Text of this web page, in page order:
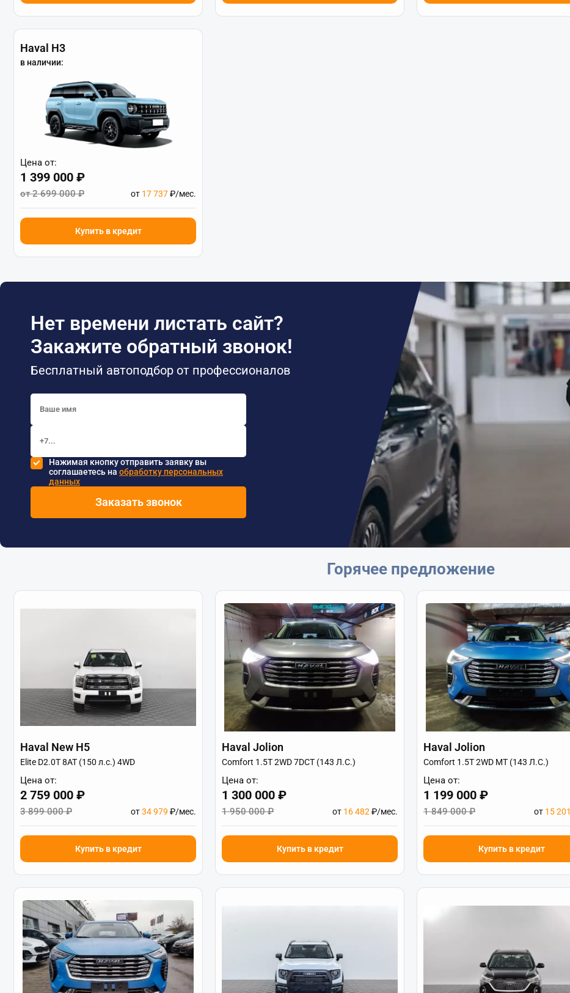
Haval H3
в наличии:
Цена от:
1 399 000 ₽
от 2 699 000 ₽ от 17 737₽/мес.
Купить в кредит
Нет времени листать сайт?
Закажите обратный звонок!
Бесплатный автоподбор от профессионалов
Нажимая кнопку отправить заявку вы
соглашаетесь на обработку персональных
данных
Заказать звонок
Горячее предложение
Haval New H5
Elite D2.0T 8AT (150 л.с.) 4WD
Цена от:
2 759 000 ₽
3 899 000 ₽ от34 979 ₽/мес.
Купить в кредит
Haval Jolion
Comfort 1.5T 2WD 7DCT (143 Л.С.)
Цена от:
1 300 000 ₽
1 950 000 ₽ от 16 482 ₽/мес.
Купить в кредит
Haval Jolion
Comfort 1.5T 2WD MT (143 Л.С.)
Цена от:
1 199 000 ₽
1 849 000 ₽ от 15 201
Купить в кредит